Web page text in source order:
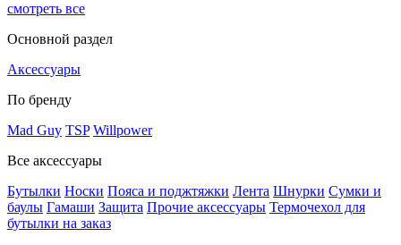
смотреть все
Основной раздел
Аксессуары
По бренду
Mad Guy TSP Willpower
Все аксессуары
Бутылки Носки Пояса и поджтяжки Лента Шнурки Сумки и
баулы Гамаши Защита Прочие аксессуары Термочехол для
бутылки на заказ